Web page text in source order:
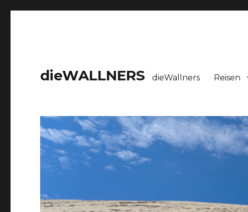
dieWALLNERS dieWallners Reisen